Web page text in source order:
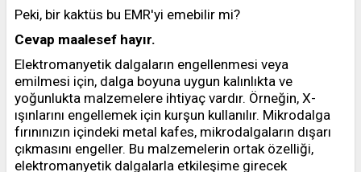
Peki, bir kaktüs bu EMR'yi emebilir mi?
Cevap maalesef hayır.
Elektromanyetik dalgaların engellenmesi veya
emilmesi için, dalga boyuna uygun kalınlıkta ve
yoğunlukta malzemelere ihtiyaç vardır. Örneğin, X-
ışınlarını engellemek için kurşun kullanılır. Mikrodalga
fırınınızın içindeki metal kafes, mikrodalgaların dışarı
çıkmasını engeller. Bu malzemelerin ortak özelliği,
elektromanyetik dalgalarla etkileşime girecek